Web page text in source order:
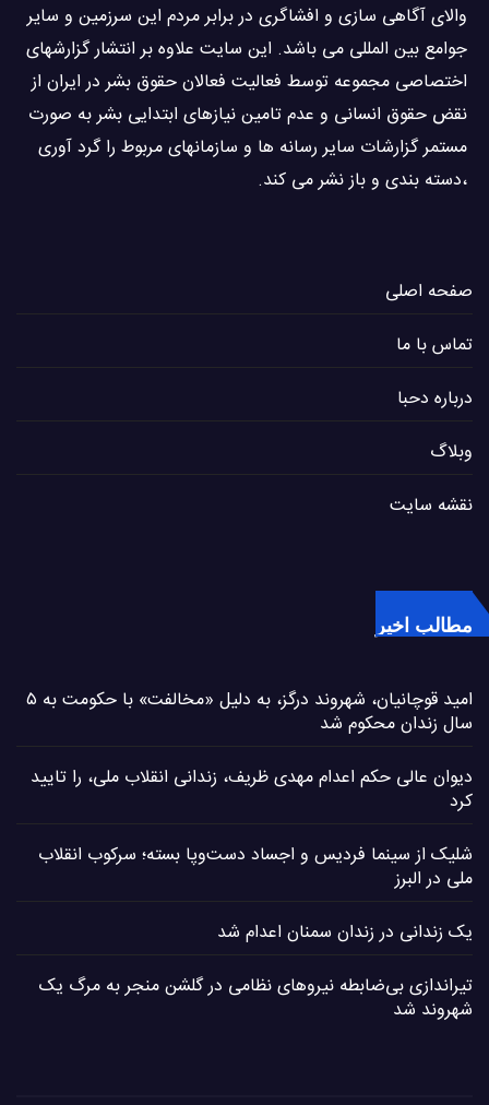
والاى آگاهى سازی و افشاگرى در برابر مردم این سرزمین و ساير
جوامع بین المللى می باشد. این سایت علاوه بر انتشار گزارشهای
اختصاصی مجموعه توسط فعاليت فعالان حقوق بشر در ایران از
نقض حقوق انسانی و عدم تامین نیازهای ابتدایی بشر به صورت
مستمر گزارشات سایر رسانه ها و سازمانهای مربوط را گرد آوری
،دسته بندی و باز نشر می كند.
صفحه اصلی
تماس با ما
درباره دحبا
وبلاگ
نقشه سایت
مطالب اخیر
امید قوچانیان، شهروند درگز، به دلیل «مخالفت» با حکومت به ۵
سال زندان محکوم شد
دیوان عالی حکم اعدام مهدی ظریف، زندانی انقلاب ملی، را تایید
کرد
شلیک از سینما فردیس و اجساد دست‌وپا بسته؛ سرکوب انقلاب
ملی در البرز
یک زندانی در زندان سمنان اعدام شد
تیراندازی بی‌ضابطه نیروهای نظامی در گلشن منجر به مرگ یک
شهروند شد